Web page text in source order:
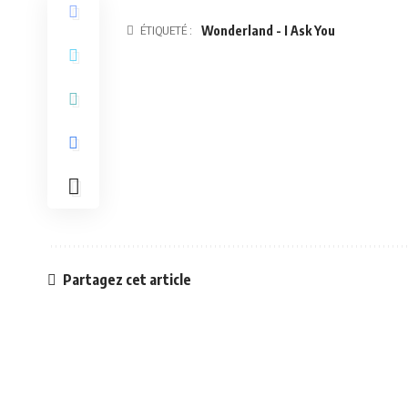
ÉTIQUETÉ : Wonderland - I Ask You
Partagez cet article